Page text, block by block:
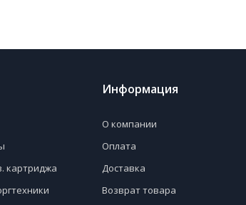
картриджа
Информация
О компании
Оплата
Доставка
Возврат товара